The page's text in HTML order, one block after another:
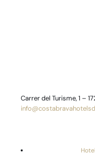
Carrer del Turisme, 1 –